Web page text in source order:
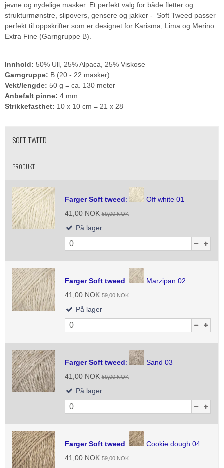
jevne og nydelige masker. Et perfekt valg for både fletter og
strukturmønstre, slipovers, gensere og jakker - Soft Tweed passer
perfekt til oppskrifter som er designet for Karisma, Lima og Merino
Extra Fine (Garngruppe B).
Innhold: 50% Ull, 25% Alpaca, 25% Viskose
Garngruppe: B (20 - 22 masker)
Vekt/lengde: 50 g = ca. 130 meter
Anbefalt pinne: 4 mm
Strikkefasthet: 10 x 10 cm = 21 x 28
SOFT TWEED
PRODUKT
Farger Soft tweed:
Off white 01
41,00 NOK 59,00 NOK
På lager
Farger Soft tweed:
Marzipan 02
41,00 NOK 59,00 NOK
På lager
Farger Soft tweed:
Sand 03
41,00 NOK 59,00 NOK
På lager
Farger Soft tweed:
Cookie dough 04
41,00 NOK 59,00 NOK